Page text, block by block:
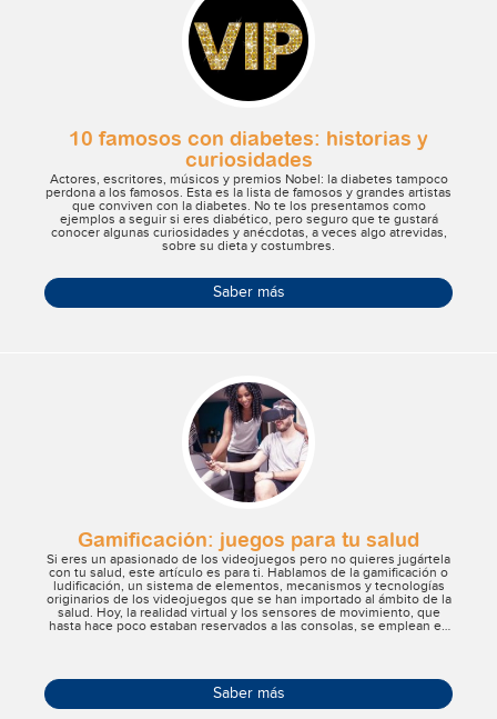
10 famosos con diabetes: historias y
curiosidades
Actores, escritores, músicos y premios Nobel: la diabetes tampoco
perdona a los famosos. Esta es la lista de famosos y grandes artistas
que conviven con la diabetes. No te los presentamos como
ejemplos a seguir si eres diabético, pero seguro que te gustará
conocer algunas curiosidades y anécdotas, a veces algo atrevidas,
sobre su dieta y costumbres.
Saber más
Gamificación: juegos para tu salud
Si eres un apasionado de los videojuegos pero no quieres jugártela
con tu salud, este artículo es para ti. Hablamos de la gamificación o
ludificación, un sistema de elementos, mecanismos y tecnologías
originarios de los videojuegos que se han importado al ámbito de la
salud. Hoy, la realidad virtual y los sensores de movimiento, que
hasta hace poco estaban reservados a las consolas, se emplean en
Saber más